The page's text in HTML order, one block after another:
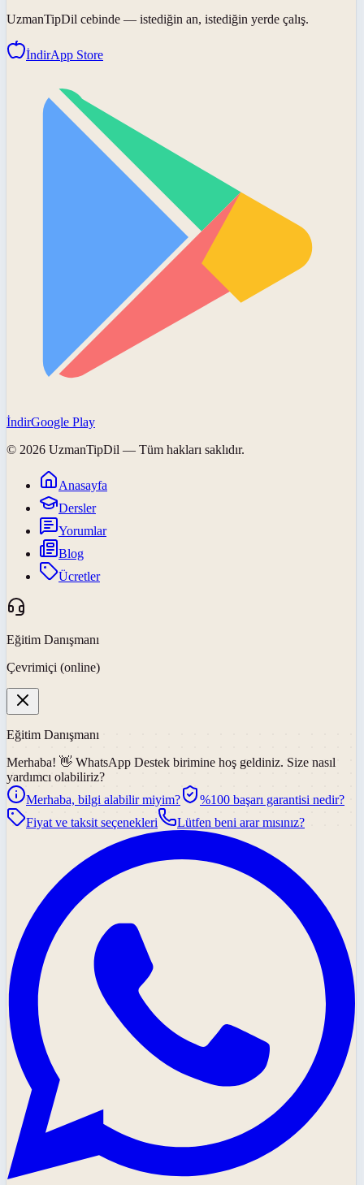
UzmanTipDil cebinde — istediğin an, istediğin yerde çalış.
İndirApp Store
İndirGoogle Play
© 2026 UzmanTipDil — Tüm hakları saklıdır.
Anasayfa
Dersler
Yorumlar
Blog
Ücretler
Eğitim Danışmanı
Çevrimiçi (online)
Eğitim Danışmanı
Merhaba! 👋 WhatsApp Destek birimine hoş geldiniz. Size nasıl
yardımcı olabiliriz?
Merhaba, bilgi alabilir miyim?
%100 başarı garantisi nedir?
Fiyat ve taksit seçenekleri
Lütfen beni arar mısınız?